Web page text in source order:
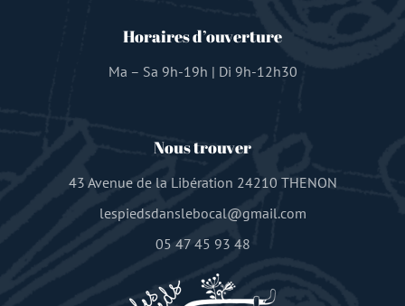
Horaires d’ouverture
Ma – Sa 9h-19h | Di 9h-12h30
Nous trouver
43 Avenue de la Libération 24210 THENON
lespiedsdanslebocal@gmail.com
05 47 45 93 48